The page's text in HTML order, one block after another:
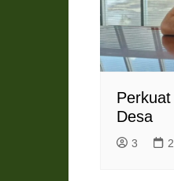
Desa
3